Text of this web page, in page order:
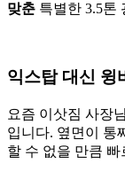
맞춘 특별한 3.5톤
익스탑 대신 윙
요즘 이삿짐 사장
입니다. 옆면이 통
할 수 없을 만큼